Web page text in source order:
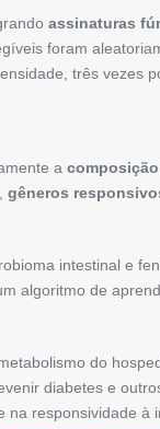
assinaturas
foram
três vezes
a composição
gêneros
intestinal e
algoritmo de
do
diabetes e
responsividade